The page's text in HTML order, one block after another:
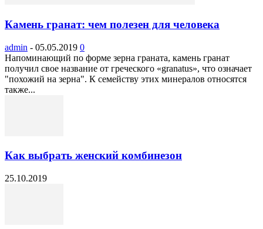
Камень гранат: чем полезен для человека
admin - 05.05.2019 0
Напоминающий по форме зерна граната, камень гранат
получил свое название от греческого «granatus», что означает
"похожий на зерна". К семейству этих минералов относятся
также...
Как выбрать женский комбинезон
25.10.2019